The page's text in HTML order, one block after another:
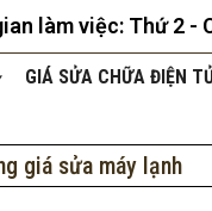
làm việc: Thứ 2 -
GIÁ SỬA CHỮA ĐIỆN
giá sửa máy lạnh